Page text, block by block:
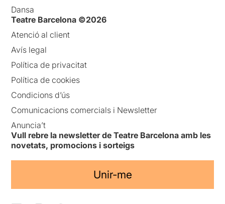
Dansa
Teatre Barcelona ©2026
Atenció al client
Avís legal
Política de privacitat
Política de cookies
Condicions d’ús
Comunicacions comercials i Newsletter
Anuncia’t
Vull rebre la newsletter de Teatre Barcelona amb les
novetats, promocions i sorteigs
Unir-me